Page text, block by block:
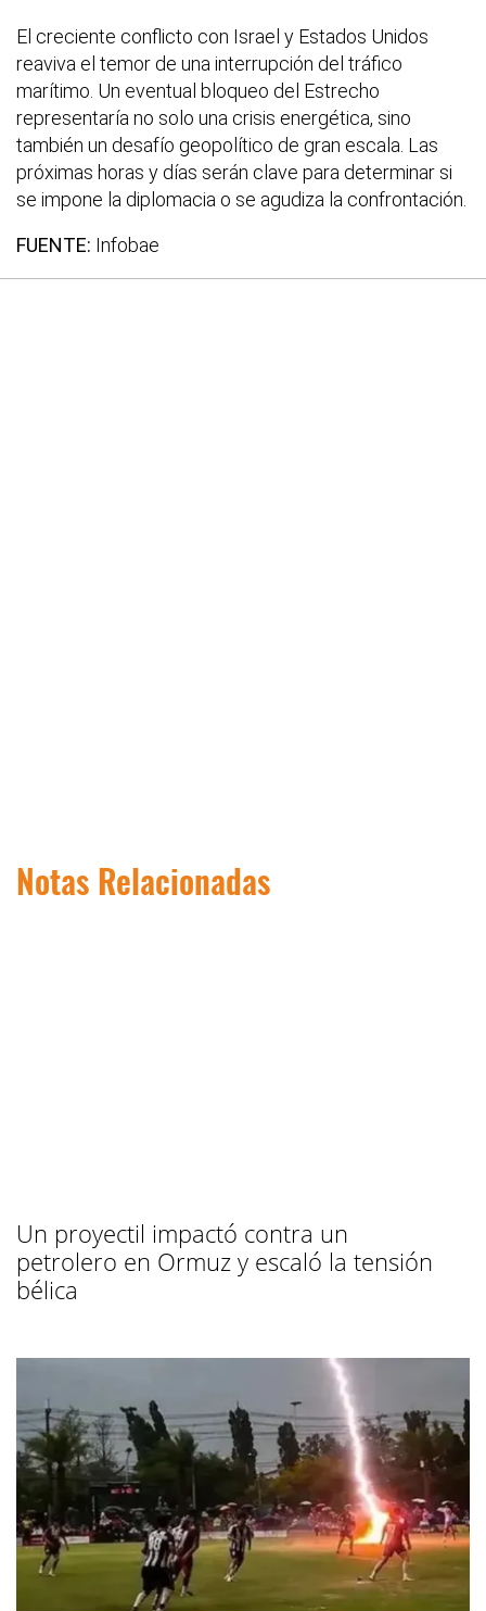
El creciente conflicto con Israel y Estados Unidos
reaviva el temor de una interrupción del tráfico
marítimo. Un eventual bloqueo del Estrecho
representaría no solo una crisis energética, sino
también un desafío geopolítico de gran escala. Las
próximas horas y días serán clave para determinar si
se impone la diplomacia o se agudiza la confrontación.
FUENTE: Infobae
Notas Relacionadas
Un proyectil impactó contra un
petrolero en Ormuz y escaló la tensión
bélica